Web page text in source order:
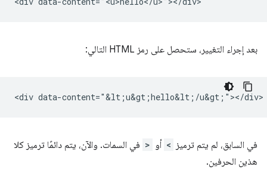
بعد إجراء التغيير، ستحصل على رمز HTML التالي:
في السابق، لم يتم ترميز < أو > في السمات. والآن، يتم دائمًا ترميز كلا
هذين الحرفين.